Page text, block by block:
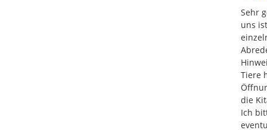
Sehr
uns
Tiere
die
Ich